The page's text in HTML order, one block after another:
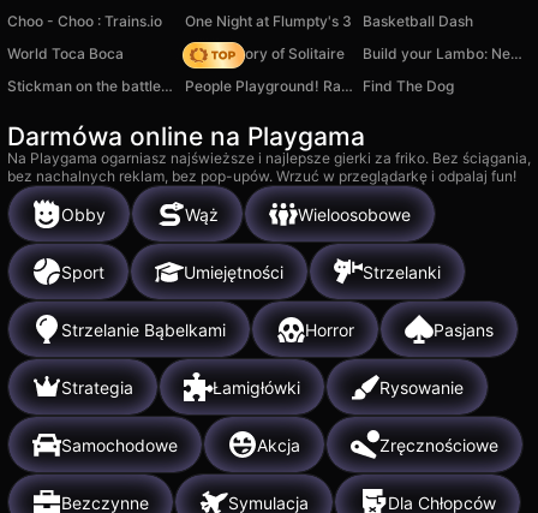
Choo - Choo : Trains.io
One Night at Flumpty's 3
Basketball Dash
World Toca Boca
Magic Story of Solitaire
Build your Lambo: New Year
Stickman on the battlefield
People Playground! Ragdoll Arena! Find The Dog
Darmówa online na Playgama
Na Playgama ogarniasz najświeższe i najlepsze gierki za friko. Bez ściągania,
bez nachalnych reklam, bez pop-upów. Wrzuć w przeglądarkę i odpalaj fun!
Obby Wąż Wieloosobowe
Sport Umiejętności Strzelanki
Strzelanie Bąbelkami Horror Pasjans
Strategia Łamigłówki Rysowanie
Samochodowe Akcja Zręcznościowe
Bezczynne Symulacja Dla Chłopców